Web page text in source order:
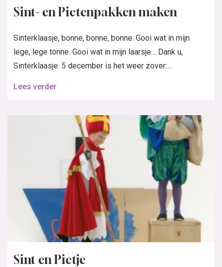
Sint- en Pietenpakken maken
Sinterklaasje, bonne, bonne, bonne. Gooi wat in mijn
lege, lege tonne. Gooi wat in mijn laarsje… Dank u,
Sinterklaasje. 5 december is het weer zover:...
Lees verder
Sint en Pietje